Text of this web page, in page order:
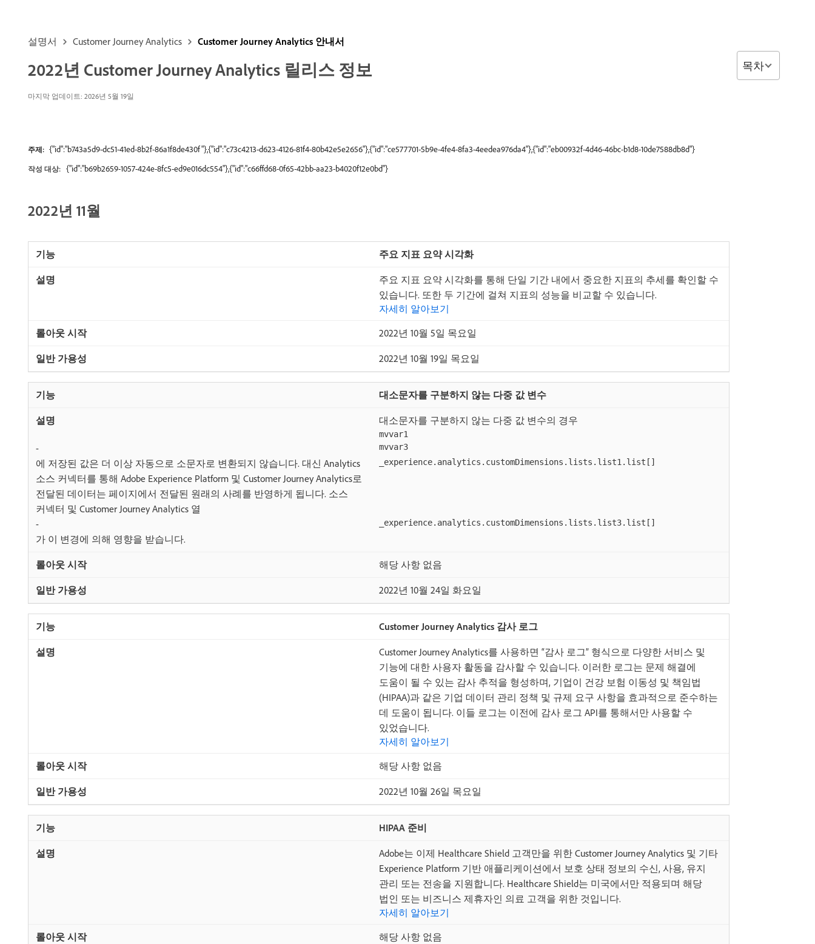
설명서 Customer Journey Analytics Customer Journey Analytics 안내서
2022년 Customer Journey Analytics 릴리스 정보
마지막 업데이트: 2026년 5월 19일
주제: {"id":"b743a5d9-dc51-41ed-8b2f-86a1f8de430f"},{"id":"c73c4213-d623-4126-81f4-80b42e5e2656"},{"id":"ce577701-5b9e-4fe4-8fa3-4eedea976da4"},{"id":"eb00932f-4d46-46bc-b1d8-10de7588db8d"}
작성 대상: {"id":"b69b2659-1057-424e-8fc5-ed9e016dc554"},{"id":"c66ffd68-0f65-42bb-aa23-b4020f12e0bd"}
2022년 11월
주요 지표 요약 시각화
주요 지표 요약 시각화를 통해 단일 기간 내에서 중요한 지표의 추세를 확인할 수
있습니다. 또한 두 기간에 걸쳐 지표의 성능을 비교할 수 있습니다.
자세히 알아보기
2022년 10월 5일 목요일
2022년 10월 19일 목요일
대소문자를 구분하지 않는 다중 값 변수
대소문자를 구분하지 않는 다중 값 변수의 경우
mvvar1
- mvvar3
에 저장된 값은 더 이상 자동으로 소문자로 변환되지 않습니다. 대신 Analytics
소스 커넥터를 통해 Adobe Experience Platform 및 Customer Journey Analytics로
전달된 데이터는 페이지에서 전달된 원래의 사례를 반영하게 됩니다. 소스
커넥터 및 Customer Journey Analytics 열
_experience.analytics.customDimensions.lists.list1.list[]
- _experience.analytics.customDimensions.lists.list3.list[]
가 이 변경에 의해 영향을 받습니다.
해당 사항 없음
2022년 10월 24일 화요일
Customer Journey Analytics 감사 로그
Customer Journey Analytics를 사용하면 “감사 로그” 형식으로 다양한 서비스 및
기능에 대한 사용자 활동을 감사할 수 있습니다. 이러한 로그는 문제 해결에
도움이 될 수 있는 감사 추적을 형성하며, 기업이 건강 보험 이동성 및 책임법
(HIPAA)과 같은 기업 데이터 관리 정책 및 규제 요구 사항을 효과적으로 준수하는
데 도움이 됩니다. 이들 로그는 이전에 감사 로그 API를 통해서만 사용할 수
있었습니다.
자세히 알아보기
해당 사항 없음
2022년 10월 26일 목요일
HIPAA 준비
Adobe는 이제 Healthcare Shield 고객만을 위한 Customer Journey Analytics 및 기타
Experience Platform 기반 애플리케이션에서 보호 상태 정보의 수신, 사용, 유지
관리 또는 전송을 지원합니다. Healthcare Shield는 미국에서만 적용되며 해당
법인 또는 비즈니스 제휴자인 의료 고객을 위한 것입니다.
자세히 알아보기
해당 사항 없음
목차